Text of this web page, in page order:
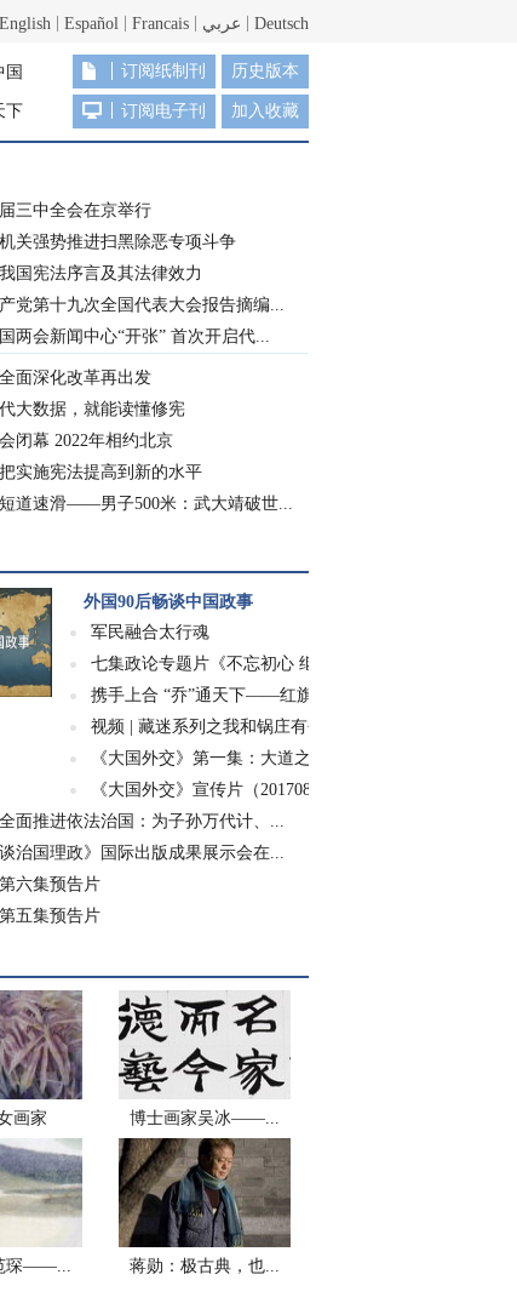
English Español Francais عربي Deutsch
国
下
订阅纸制刊 历史版本
订阅电子刊 加入收藏
三中全会在京举行
关强势推进扫黑除恶专项斗争
国宪法序言及其法律效力
产党第十九次全国代表大会报告摘编...
两会新闻中心“开张” 首次开启代...
面深化改革再出发
大数据，就能读懂修宪
闭幕 2022年相约北京
实施宪法提高到新的水平
道速滑——男子500米：武大靖破世...
外国90后畅谈中国政事
军民融合太行魂
七集政论专题片《不忘初心 继续前进》
携手上合 “乔”通天下——红旗渠精神走进世...
视频 | 藏迷系列之我和锅庄有个约会
《大国外交》第一集：大道之行
《大国外交》宣传片（20170826）
面推进依法治国：为子孙万代计、...
谈治国理政》国际出版成果展示会在...
六集预告片
五集预告片
画家 博士画家吴冰——...
琛——... 蒋勋：极古典，也...